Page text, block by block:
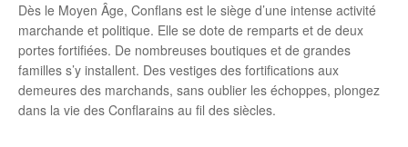
Dès le Moyen Âge, Conflans est le siège d’une intense activité
marchande et politique. Elle se dote de remparts et de deux
portes fortifiées. De nombreuses boutiques et de grandes
familles s’y installent. Des vestiges des fortifications aux
demeures des marchands, sans oublier les échoppes, plongez
dans la vie des Conflarains au fil des siècles.